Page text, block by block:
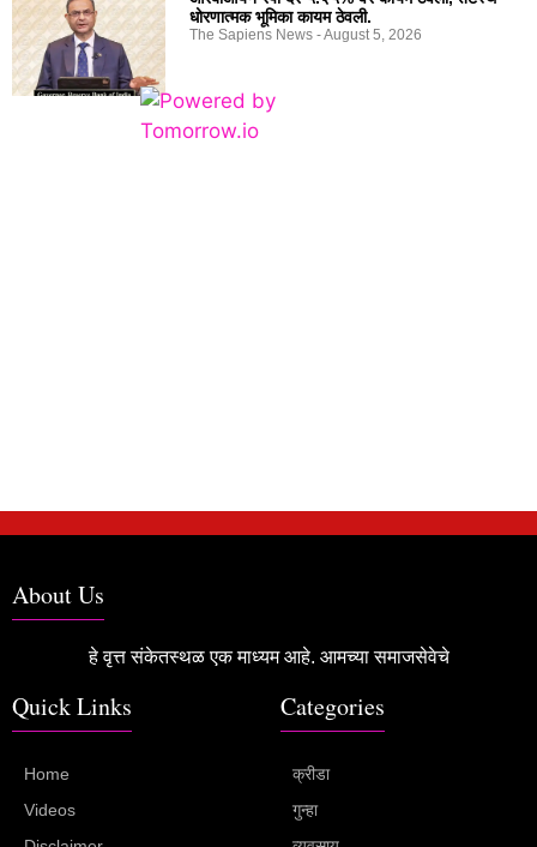
धोरणात्मक भूमिका कायम ठेवली.
The Sapiens News August 5, 2026
About Us
हे वृत्त संकेतस्थळ एक माध्यम आहे. आमच्या समाजसेवेचे
Quick Links
Home
Videos
Categories
क्रीडा
गुन्हा